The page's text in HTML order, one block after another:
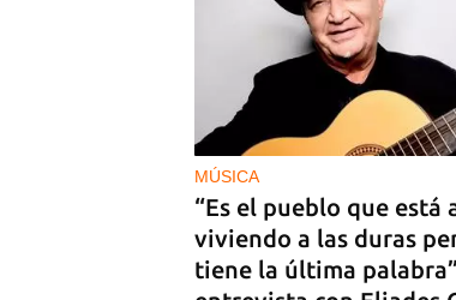
MÚSICA
“Es el pueblo que está
viviendo a las duras
tiene la última